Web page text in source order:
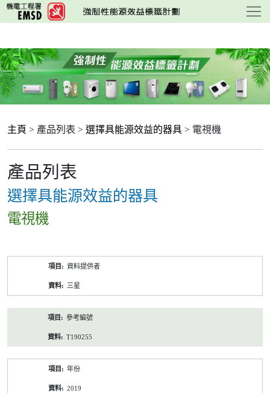
跳
至
要
內
容
主頁 > 產品列表 > 選擇具能源效益的器具 > 電視機
產品列表
選擇具能源效益的器具
電視機
資料提供者
三星
參考編號
T190255
年份
2019